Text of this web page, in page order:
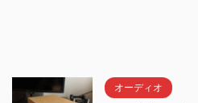
オーディオ